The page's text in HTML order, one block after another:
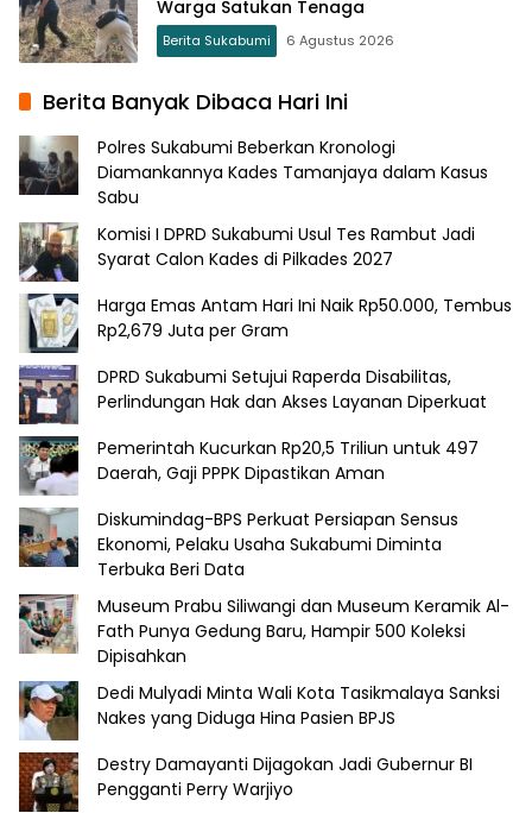
Warga Satukan Tenaga
Berita Sukabumi 6 Agustus 2026
Berita Banyak Dibaca Hari Ini
Polres Sukabumi Beberkan Kronologi
Diamankannya Kades Tamanjaya dalam Kasus
Sabu
Komisi I DPRD Sukabumi Usul Tes Rambut Jadi
Syarat Calon Kades di Pilkades 2027
Harga Emas Antam Hari Ini Naik Rp50.000, Tembus
Rp2,679 Juta per Gram
DPRD Sukabumi Setujui Raperda Disabilitas,
Perlindungan Hak dan Akses Layanan Diperkuat
Pemerintah Kucurkan Rp20,5 Triliun untuk 497
Daerah, Gaji PPPK Dipastikan Aman
Diskumindag-BPS Perkuat Persiapan Sensus
Ekonomi, Pelaku Usaha Sukabumi Diminta
Terbuka Beri Data
Museum Prabu Siliwangi dan Museum Keramik Al-
Fath Punya Gedung Baru, Hampir 500 Koleksi
Dipisahkan
Dedi Mulyadi Minta Wali Kota Tasikmalaya Sanksi
Nakes yang Diduga Hina Pasien BPJS
Destry Damayanti Dijagokan Jadi Gubernur BI
Pengganti Perry Warjiyo